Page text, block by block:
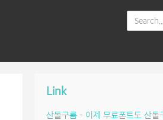
Link
산돌구름 – 이제 무료폰트도 산돌